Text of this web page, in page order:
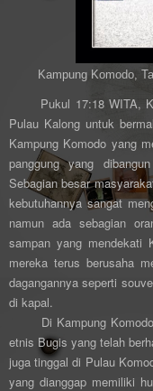
Kampung Komodo,
Pukul 17:18 WITA,
Pulau Kalong untuk
Kampung Komodo yang
panggung yang
Sebagian besar
kebutuhannya sangat
namun ada sebagian
sampan yang mendekati
mereka terus berusaha
dagangannya seperti
di kapal.
Di Kampung Komodo
etnis Bugis yang telah
juga tinggal di Pulau
yang dianggap memiliki